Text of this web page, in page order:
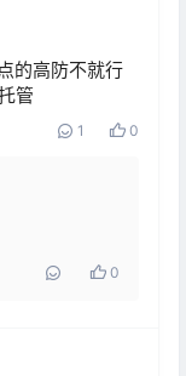
的高防不就行
管
1 0
0